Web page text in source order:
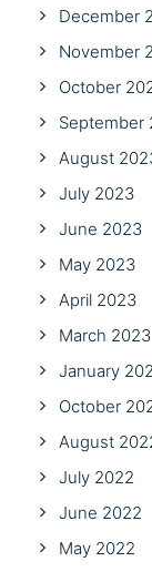
December
November
October
September
August
July 2023
June 2023
May 2023
April 2023
March 2023
January
October
August
July 2022
June 2022
May 2022